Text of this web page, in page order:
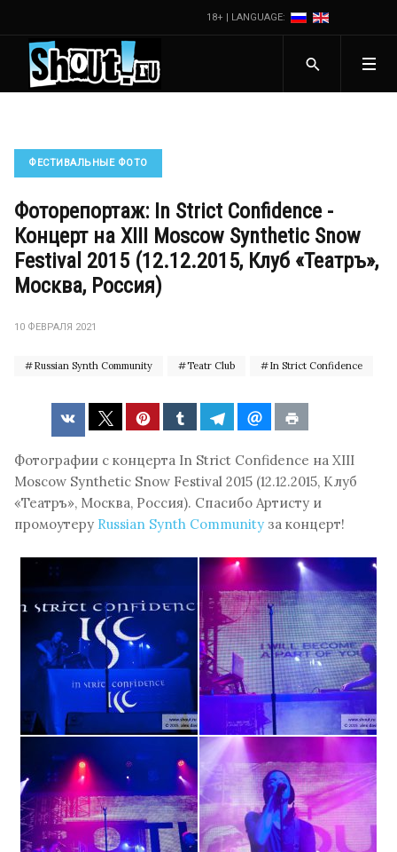
18+ | LANGUAGE:
ФЕСТИВАЛЬНЫЕ ФОТО
Фоторепортаж: In Strict Confidence -
Концерт на XIII Moscow Synthetic Snow
Festival 2015 (12.12.2015, Клуб «Театръ»,
Москва, Россия)
10 ФЕВРАЛЯ 2021
Russian Synth Community Teatr Club In Strict Confidence
Фотографии с концерта In Strict Confidence на XIII
Moscow Synthetic Snow Festival 2015 (12.12.2015, Клуб
«Театръ», Москва, Россия). Спасибо Артисту и
промоутеру Russian Synth Community за концерт!